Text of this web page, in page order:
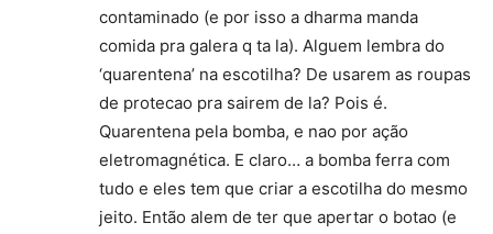
contaminado (e por isso a dharma manda
comida pra galera q ta la). Alguem lembra do
‘quarentena’ na escotilha? De usarem as roupas
de protecao pra sairem de la? Pois é.
Quarentena pela bomba, e nao por ação
eletromagnética. E claro… a bomba ferra com
tudo e eles tem que criar a escotilha do mesmo
jeito. Então alem de ter que apertar o botao (e